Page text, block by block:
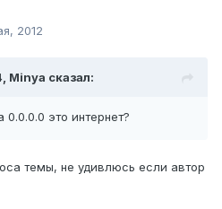
2012
Minya сказал:
0.0.0.0 это интернет?
темы, не удивлюсь если автор